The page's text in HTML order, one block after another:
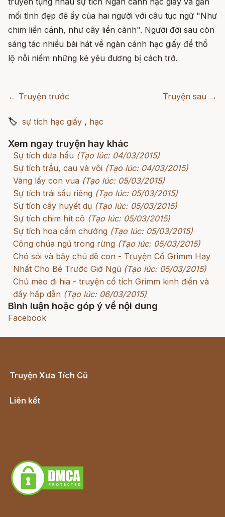
mối tình đẹp đẽ ấy của hai người với câu tục ngữ "Như
chim liền cánh, như cây liền cành". Người đời sau còn
sáng tác nhiều bài hát về ngàn cánh hạc giấy để thổ
lộ nỗi niềm những kẻ yêu đương bị cách trở.
← Truyện trước Truyện sau →
🏷 sự tích hạc giấy , hạc
Xem ngay truyện hay khác
Sự tích dưa hấu (Tạo lúc: 04/03/2015)
Sự tích trầu, cau và vôi (Tạo lúc: 04/03/2015)
Vàng lấy con vua (Tạo lúc: 05/03/2015)
Sự tích trái sầu riêng (Tạo lúc: 05/03/2015)
Sự tích cây huyết dụ (Tạo lúc: 05/03/2015)
Sự tích chim hít cô (Tạo lúc: 05/03/2015)
Sự tích hoa cẩm chướng (Tạo lúc: 05/03/2015)
Công chúa ngủ trong rừng (Tạo lúc: 05/03/2015)
Chó sói và bảy chú dê con - Truyện Cổ Grimm Hay
Nhất Cho Bé Trước Giờ Ngủ (Tạo lúc: 05/03/2015)
Chú mèo đi hia - truyện cổ tích Grimm kinh điển và
đầy hấp dẫn (Tạo lúc: 06/03/2015)
Bình luận hoặc góp ý về nội dung
Facebook
Truyện Xưa Tích Cũ
Liên kết